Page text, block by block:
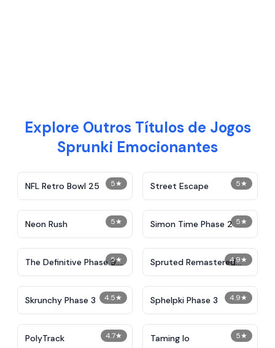
Explore Outros Títulos de Jogos
Sprunki Emocionantes
5★
NFL Retro Bowl 25 5★
Street Escape
5★
Neon Rush 5★
Simon Time Phase 2
5★
The Definitive Phase 9:
Demolition
4.9★
Spruted Remastered
Alternative Phase 2
4.5★
Skrunchy Phase 3 4.9★
Sphelpki Phase 3
4.7★
PolyTrack 5★
Taming Io